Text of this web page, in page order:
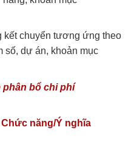
kết chuyển tương ứng theo
số, dự án, khoản mục
bổ chi phí
Chức năng/Ý nghĩa